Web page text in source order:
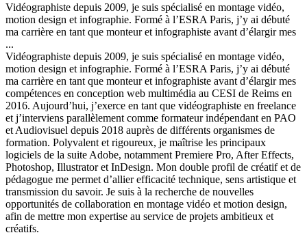
Vidéographiste depuis 2009, je suis spécialisé en montage vidéo,
motion design et infographie. Formé à l’ESRA Paris, j’y ai débuté
ma carrière en tant que monteur et infographiste avant d’élargir mes
...
Vidéographiste depuis 2009, je suis spécialisé en montage vidéo,
motion design et infographie. Formé à l’ESRA Paris, j’y ai débuté
ma carrière en tant que monteur et infographiste avant d’élargir mes
compétences en conception web multimédia au CESI de Reims en
2016. Aujourd’hui, j’exerce en tant que vidéographiste en freelance
et j’interviens parallèlement comme formateur indépendant en PAO
et Audiovisuel depuis 2018 auprès de différents organismes de
formation. Polyvalent et rigoureux, je maîtrise les principaux
logiciels de la suite Adobe, notamment Premiere Pro, After Effects,
Photoshop, Illustrator et InDesign. Mon double profil de créatif et de
pédagogue me permet d’allier efficacité technique, sens artistique et
transmission du savoir. Je suis à la recherche de nouvelles
opportunités de collaboration en montage vidéo et motion design,
afin de mettre mon expertise au service de projets ambitieux et
créatifs.